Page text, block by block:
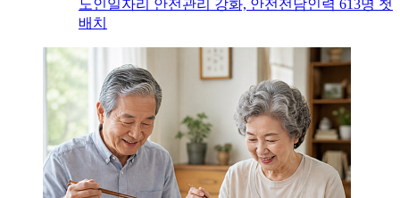
노인일자리 안전관리 강화, 안전전담인력 613명 첫
배치